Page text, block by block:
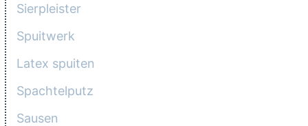
Sierpleister
Spuitwerk
Latex spuiten
Spachtelputz
Sausen